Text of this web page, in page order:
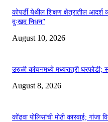
कोपर्डी येथील शिक्षण क्षेत्रातील
दुःखद निधन”
August 10, 2026
उरुळी कांचनमध्ये मध्यरात्री घरफोडी;
August 8, 2026
कोंढवा पोलिसांची मोठी कारवाई; गांजा